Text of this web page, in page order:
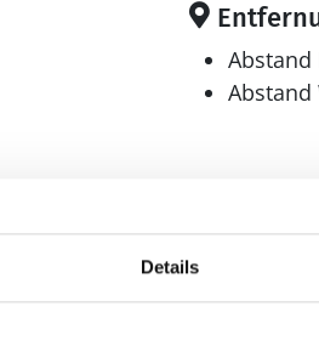
Details
Abstand
Abstand
Küche